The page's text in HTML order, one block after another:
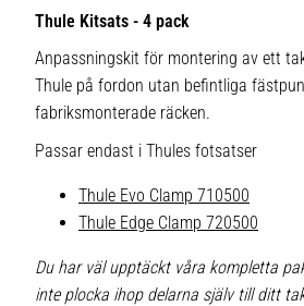
Thule Kitsats - 4 pack
Anpassningskit för montering av ett
Thule på fordon utan befintliga
fabriksmonterade räcken.
Passar endast i Thules fotsatser
Thule Evo Clamp 710500
Thule Edge Clamp 720500
Du har väl upptäckt våra kompletta
inte plocka ihop delarna själv till ditt